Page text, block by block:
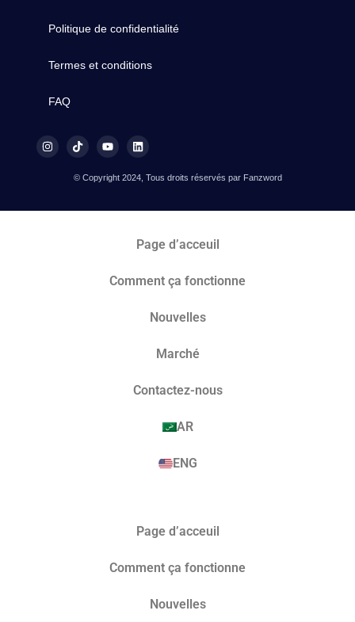
Politique de confidentialité
Termes et conditions
FAQ
© Copyright 2024, Tous droits réservés par Fanzword
Page d’acceuil
Comment ça fonctionne
Nouvelles
Marché​
Contactez-nous
AR
ENG
Page d’acceuil
Comment ça fonctionne
Nouvelles